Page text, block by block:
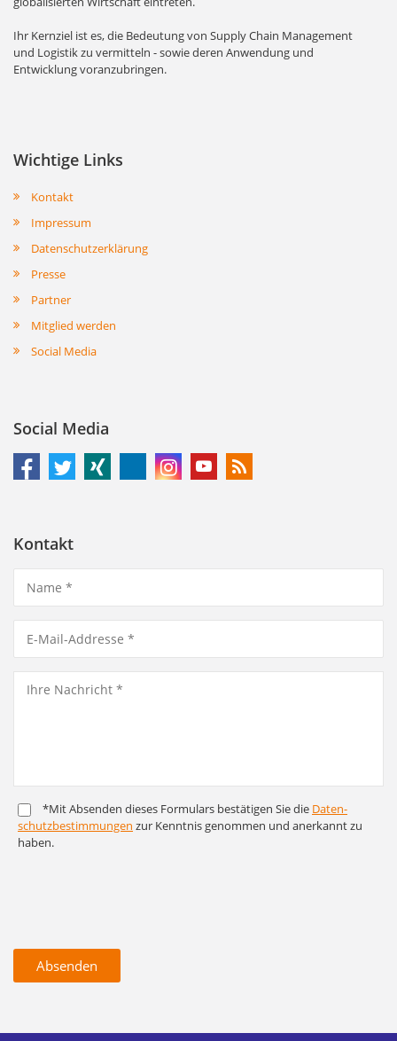
Ihr Kernziel ist es, die Bedeutung von Supply Chain Management
und Logistik zu vermitteln - sowie deren Anwendung und
Entwicklung voranzubringen.
Wichtige Links
Kontakt
Impressum
Datenschutzerklärung
Presse
Partner
Mitglied werden
Social Media
Social Media
Kontakt
*Mit Absenden dieses Formulars bestätigen Sie die Daten­
schutz­bestim­mungen zur Kenntnis genommen und anerkannt zu
haben.
Absenden